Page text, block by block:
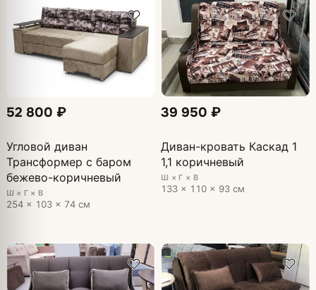
52 800 ₽
Угловой диван
Трансформер с баром
бежево-коричневый
Ш × Г × В
254 × 103 × 74 см
39 950 ₽
Диван-кровать Каскад 1
1,1 коричневый
Ш × Г × В
133 × 110 × 93 см